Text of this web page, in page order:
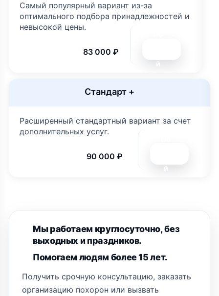
Самый популярный вариант из-за
оптимального подбора принадлежностей и
невысокой цены.
83 000 ₽
й
Стандарт +
Расширенный стандартный вариант за счет
дополнительных услуг.
90 000 ₽
й
Мы работаем круглосуточно, без
выходных и праздников.
Помогаем людям более 15 лет.
Получить срочную консультацию, заказать
организацию похорон или вызвать